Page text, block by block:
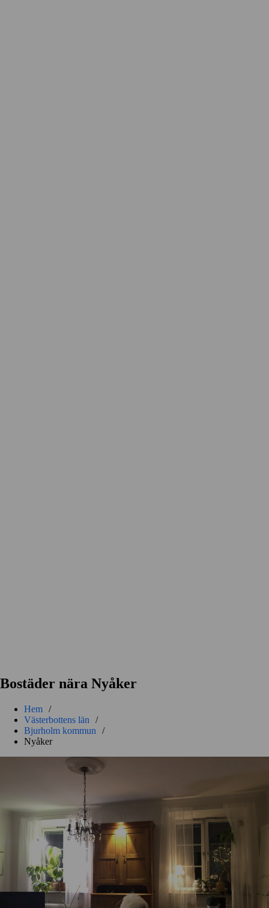
Bostäder nära Nyåker
Hem /
Västerbottens län
/
Bjurholm kommun
/
Nyåker